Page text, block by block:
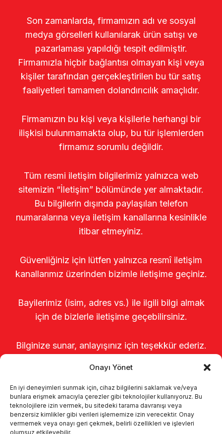
Onayı Yönet
En iyi deneyimleri sunmak için, cihaz bilgilerini saklamak ve/veya
bunlara erişmek amacıyla çerezler gibi teknolojiler kullanıyoruz. Bu
teknolojilere izin vermek, bu sitedeki tarama davranışı veya
benzersiz kimlikler gibi verileri işlememize izin verecektir. Onay
vermemek veya onayı geri çekmek, belirli özellikleri ve işlevleri
olumsuz etkileyebilir.
Son zamanlarda, firmamızın adı ve sosyal
medya görselleri kullanılarak ürün satışı ve
pazarlaması yapıldığı tespit edilmiştir.
Firmamızla hiçbir bağlantısı olmayan kişi veya
kişiler tarafından gerçekleştirilen bu tür satış
faaliyetleri tamamen dolandırıcılık amaçlıdır.
Firmamızın bu kişi veya kişilerle herhangi bir
ilişkisi bulunmamakta olup, bu tür işlemlerden
firmamız sorumlu değildir.
Tüm resmi iletişim bilgilerimiz yalnızca web
sitemizin “İletişim” bölümünde yer almaktadır.
Bu bilgilerin dışında paylaşılan telefon
numaralarına veya iletişim kanallarına kesinlikle
itibar etmeyiniz.
Güvenliğiniz için lütfen yalnızca resmî iletişim
kanallarımız üzerinden bizimle iletişime geçiniz.
Bayilerimiz (isim, adres vs.) ile ilgili bilgi almak
için de bizlerle iletişime geçebilirsiniz.
Bilginize sunar, anlayışınız için teşekkür ederiz.